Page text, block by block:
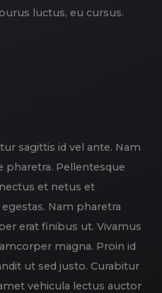
luctus, eu cursus.
sagittis id vel ante. Nam
Pellentesque
et netus et
Nam pharetra
erat finibus ut. Vivamus
magna. Proin id
ut sed justo. Curabitur
vehicula lectus auctor